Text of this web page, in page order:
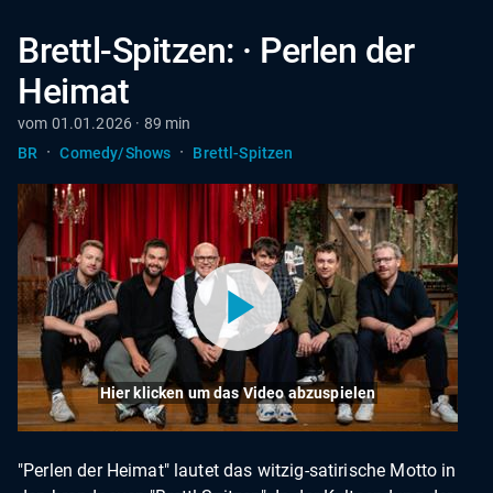
Brettl-Spitzen: · Perlen der
Heimat
vom 01.01.2026 · 89 min
BR
· Comedy/Shows · Brettl-Spitzen
Hier klicken um das Video abzuspielen
"Perlen der Heimat" lautet das witzig-satirische Motto in